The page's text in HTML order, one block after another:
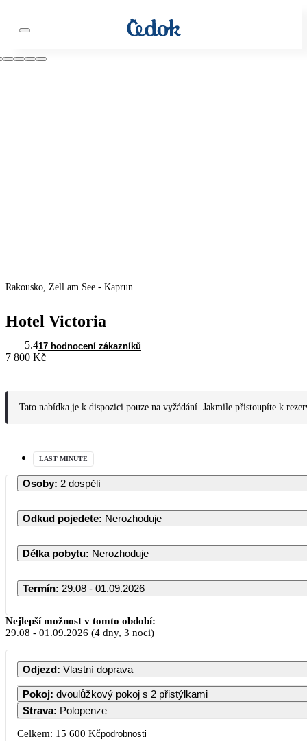
Rakousko, Zell am See - Kaprun
Hotel Victoria
5.417 hodnocení zákazníků
7 800 Kč
Tato nabídka je k dispozici pouze na vyžádání. Jakmile přistoupíte k
LAST MINUTE
Osoby: 2 dospělí
Odkud pojedete: Nerozhoduje
Délka pobytu: Nerozhoduje
Termín: 29.08 - 01.09.2026
Nejlepší možnost v tomto období:
29.08 - 01.09.2026 (4 dny, 3 noci)
Odjezd: Vlastní doprava
Pokoj: dvoulůžkový pokoj s 2 přistýlkami
Strava: Polopenze
Celkem: 15 600 Kčpodrobnosti